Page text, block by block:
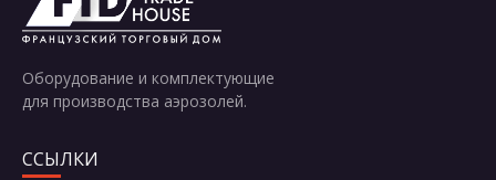
Отправить
Оборудование и комплектующие
для производства аэрозолей.
ССЫЛКИ